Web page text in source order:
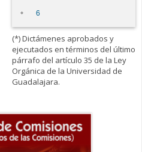
6
(*) Dictámenes aprobados y
ejecutados en términos del último
párrafo del artículo 35 de la Ley
Orgánica de la Universidad de
Guadalajara.